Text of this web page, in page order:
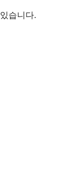
습니다.